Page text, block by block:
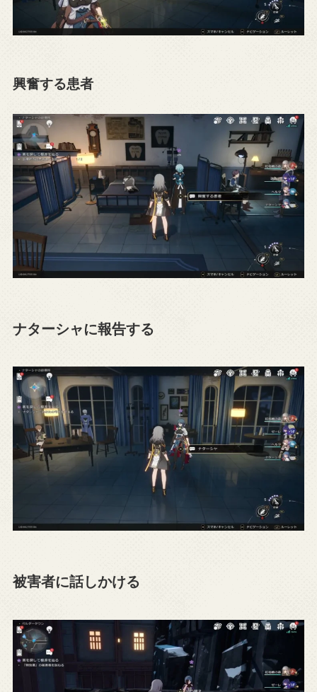
興奮する患者
ナターシャに報告する
被害者に話しかける